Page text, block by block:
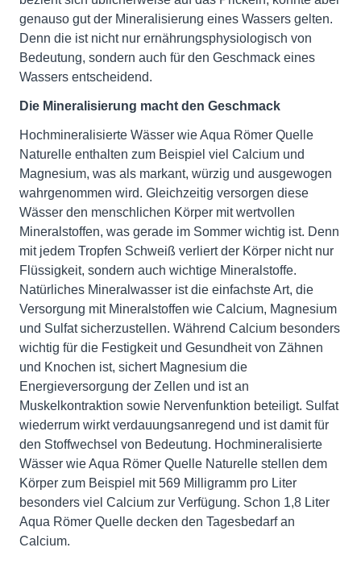
genauso gut der Mineralisierung eines Wassers gelten.
Denn die ist nicht nur ernährungsphysiologisch von
Bedeutung, sondern auch für den Geschmack eines
Wassers entscheidend.
Die Mineralisierung macht den Geschmack
Hochmineralisierte Wässer wie Aqua Römer Quelle
Naturelle enthalten zum Beispiel viel Calcium und
Magnesium, was als markant, würzig und ausgewogen
wahrgenommen wird. Gleichzeitig versorgen diese
Wässer den menschlichen Körper mit wertvollen
Mineralstoffen, was gerade im Sommer wichtig ist. Denn
mit jedem Tropfen Schweiß verliert der Körper nicht nur
Flüssigkeit, sondern auch wichtige Mineralstoffe.
Natürliches Mineralwasser ist die einfachste Art, die
Versorgung mit Mineralstoffen wie Calcium, Magnesium
und Sulfat sicherzustellen. Während Calcium besonders
wichtig für die Festigkeit und Gesundheit von Zähnen
und Knochen ist, sichert Magnesium die
Energieversorgung der Zellen und ist an
Muskelkontraktion sowie Nervenfunktion beteiligt. Sulfat
wiederrum wirkt verdauungsanregend und ist damit für
den Stoffwechsel von Bedeutung. Hochmineralisierte
Wässer wie Aqua Römer Quelle Naturelle stellen dem
Körper zum Beispiel mit 569 Milligramm pro Liter
besonders viel Calcium zur Verfügung. Schon 1,8 Liter
Aqua Römer Quelle decken den Tagesbedarf an
Calcium.